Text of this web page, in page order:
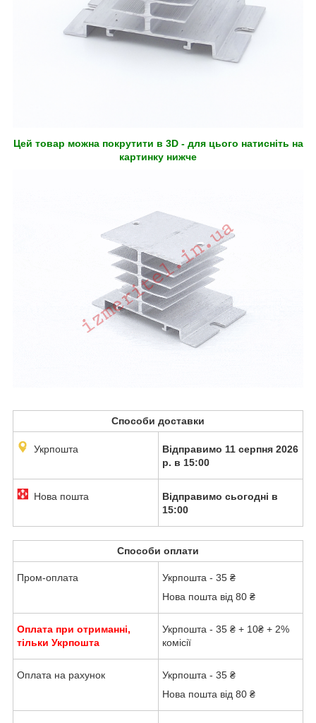
Цей товар можна покрутити в 3D - для цього натисніть на
картинку нижче
Способи доставки
Укрпошта
Відправимо 11 серпня 2026
р. в 15:00
Нова пошта
Відправимо сьогодні в
15:00
Способи оплати
Пром-оплата
Укрпошта - 35 ₴
Нова пошта від 80 ₴
Оплата при отриманні,
тільки Укрпошта
Укрпошта - 35 ₴ + 10₴ + 2%
комісії
Оплата на рахунок
Укрпошта - 35 ₴
Нова пошта від 80 ₴